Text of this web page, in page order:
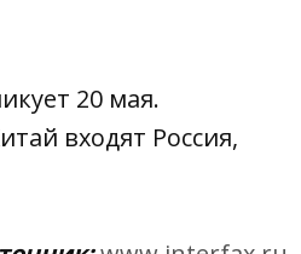
20 мая.
входят Россия,